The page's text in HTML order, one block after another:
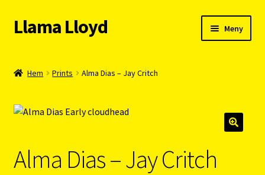
Hoppa
till
Hoppa
till
Llama Lloyd Meny
Cykelpendlarcoach
Blogg
Hem Prints Alma Dias – Jay Critch
Alma Dias – Jay Critch